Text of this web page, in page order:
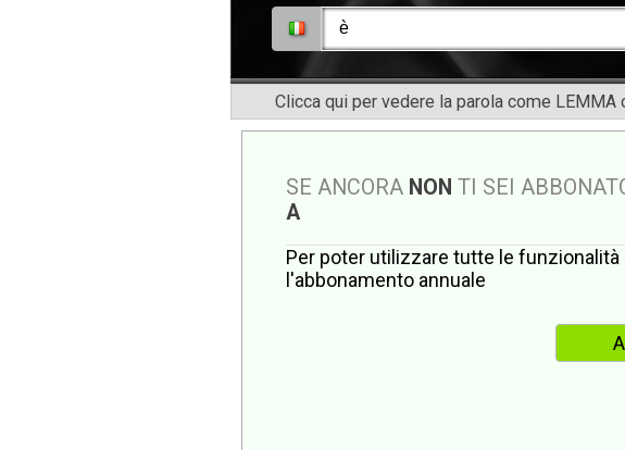
Clicca qui per vedere la parola come
SE ANCORA NON TI SEI
A
Per poter utilizzare tutte le
l'abbonamento annuale